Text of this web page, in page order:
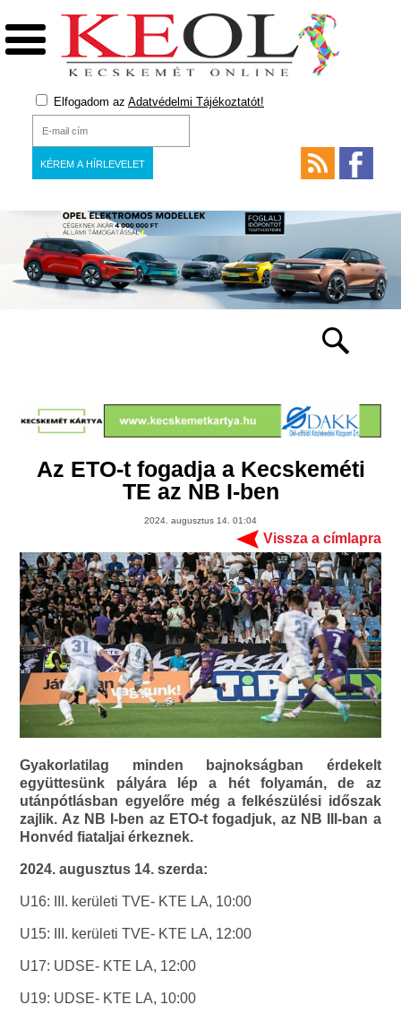
Elfogadom az Adatvédelmi Tájékoztatót!
Az ETO-t fogadja a Kecskeméti
TE az NB I-ben
2024. augusztus 14. 01:04
Vissza a címlapra
Gyakorlatilag minden bajnokságban érdekelt
együttesünk pályára lép a hét folyamán, de az
utánpótlásban egyelőre még a felkészülési időszak
zajlik. Az NB I-ben az ETO-t fogadjuk, az NB III-ban a
Honvéd fiataljai érkeznek.
2024. augusztus 14. szerda:
U16: III. kerületi TVE- KTE LA, 10:00
U15: III. kerületi TVE- KTE LA, 12:00
U17: UDSE- KTE LA, 12:00
U19: UDSE- KTE LA, 10:00